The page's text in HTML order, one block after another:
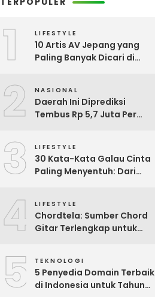
1 LIFESTYLE
10 Artis AV Jepang yang
Paling Banyak Dicari di
2 NASIONAL
Daerah Ini Diprediksi
Tembus Rp 5,7 Juta Per
Upah Minimum 2026
3 LIFESTYLE
30 Kata-Kata Galau Cinta
Paling Menyentuh: Dari
4 LIFESTYLE
Chordtela: Sumber Chord
Gitar Terlengkap untuk
5 TEKNOLOGI
5 Penyedia Domain Terbaik
di Indonesia untuk Tahun